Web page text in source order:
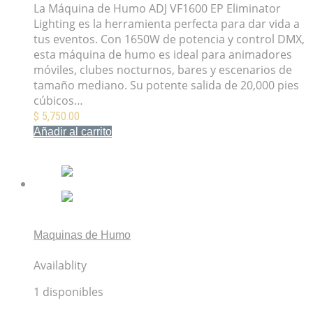
La Máquina de Humo ADJ VF1600 EP Eliminator
Lighting es la herramienta perfecta para dar vida a
tus eventos. Con 1650W de potencia y control DMX,
esta máquina de humo es ideal para animadores
móviles, clubes nocturnos, bares y escenarios de
tamaño mediano. Su potente salida de 20,000 pies
cúbicos…
$ 5,750.00
Añadir al carrito
Maquinas de Humo
Availablity
1 disponibles